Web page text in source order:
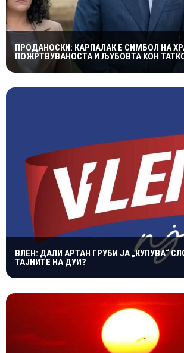
ПРОДАНОСКИ: КАРПАЛАК Е СИМБОЛ НА
ПОЖРТВУВАНОСТА И ЉУБОВТА КОН
ВЛЕН: ДАЛИ АРТАН ГРУБИ ЈА „КУПУВА“
ТАЈНИТЕ НА ДУИ?